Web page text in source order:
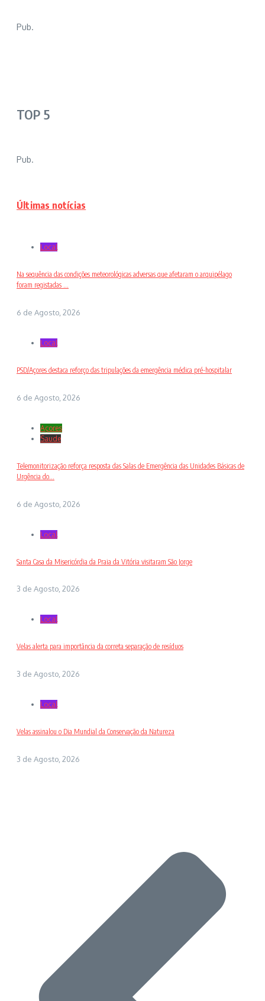
Pub.
TOP 5
Pub.
Últimas notícias
Local
Na sequência das condições meteorológicas adversas que afetaram o arquipélago
foram registadas ...
6 de Agosto, 2026
Local
PSD/Açores destaca reforço das tripulações da emergência médica pré-hospitalar
6 de Agosto, 2026
Açores
Saude
Telemonitorização reforça resposta das Salas de Emergência das Unidades Básicas de
Urgência do...
6 de Agosto, 2026
Local
Santa Casa da Misericórdia da Praia da Vitória visitaram São Jorge
3 de Agosto, 2026
Local
Velas alerta para importância da correta separação de resíduos
3 de Agosto, 2026
Local
Velas assinalou o Dia Mundial da Conservação da Natureza
3 de Agosto, 2026